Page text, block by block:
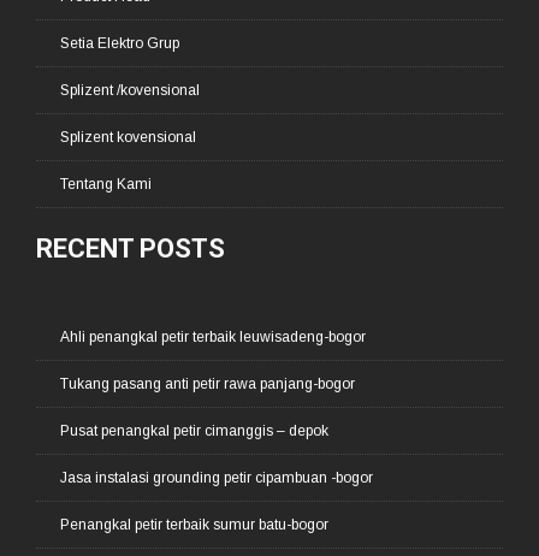
Setia Elektro Grup
Splizent /kovensional
Splizent kovensional
Tentang Kami
RECENT POSTS
Ahli penangkal petir terbaik leuwisadeng-bogor
Tukang pasang anti petir rawa panjang-bogor
Pusat penangkal petir cimanggis – depok
Jasa instalasi grounding petir cipambuan -bogor
Penangkal petir terbaik sumur batu-bogor